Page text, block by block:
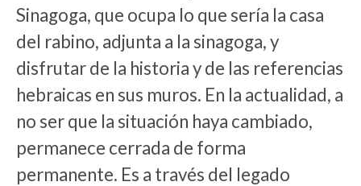
Sinagoga, que ocupa lo que sería la casa
del rabino, adjunta a la sinagoga, y
disfrutar de la historia y de las referencias
hebraicas en sus muros. En la actualidad, a
no ser que la situación haya cambiado,
permanece cerrada de forma
permanente. Es a través del legado